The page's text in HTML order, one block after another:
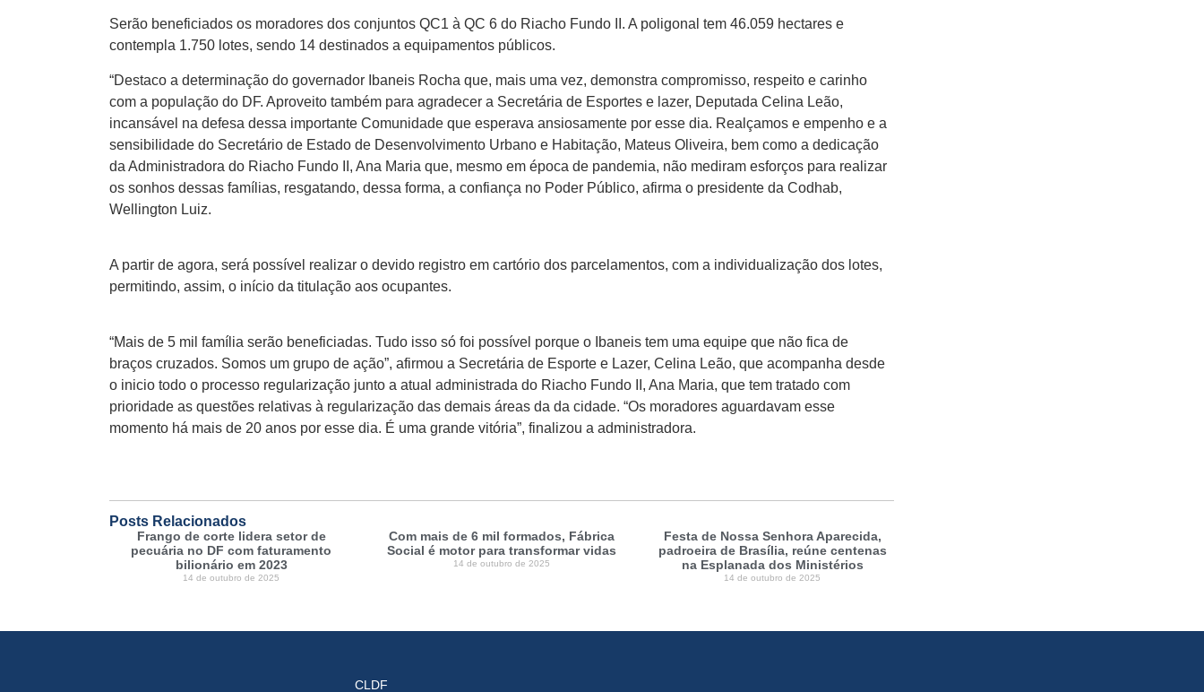
Serão beneficiados os moradores dos conjuntos QC1 à QC 6 do Riacho Fundo II. A poligonal tem 46.059 hectares e
contempla 1.750 lotes, sendo 14 destinados a equipamentos públicos.
“Destaco a determinação do governador Ibaneis Rocha que, mais uma vez, demonstra compromisso, respeito e carinho
com a população do DF. Aproveito também para agradecer a Secretária de Esportes e lazer, Deputada Celina Leão,
incansável na defesa dessa importante Comunidade que esperava ansiosamente por esse dia. Realçamos e empenho e a
sensibilidade do Secretário de Estado de Desenvolvimento Urbano e Habitação, Mateus Oliveira, bem como a dedicação
da Administradora do Riacho Fundo II, Ana Maria que, mesmo em época de pandemia, não mediram esforços para realizar
os sonhos dessas famílias, resgatando, dessa forma, a confiança no Poder Público, afirma o presidente da Codhab,
Wellington Luiz.
A partir de agora, será possível realizar o devido registro em cartório dos parcelamentos, com a individualização dos lotes,
permitindo, assim, o início da titulação aos ocupantes.
“Mais de 5 mil família serão beneficiadas. Tudo isso só foi possível porque o Ibaneis tem uma equipe que não fica de
braços cruzados. Somos um grupo de ação”, afirmou a Secretária de Esporte e Lazer, Celina Leão, que acompanha desde
o inicio todo o processo regularização junto a atual administrada do Riacho Fundo II, Ana Maria, que tem tratado com
prioridade as questões relativas à regularização das demais áreas da da cidade. “Os moradores aguardavam esse
momento há mais de 20 anos por esse dia. É uma grande vitória”, finalizou a administradora.
Posts Relacionados
Frango de corte lidera setor de
pecuária no DF com faturamento
bilionário em 2023
14 de outubro de 2025
Com mais de 6 mil formados, Fábrica
Social é motor para transformar vidas
14 de outubro de 2025
Festa de Nossa Senhora Aparecida,
padroeira de Brasília, reúne centenas
na Esplanada dos Ministérios
14 de outubro de 2025
CLDF